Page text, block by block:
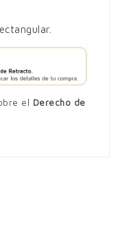
el Derecho de